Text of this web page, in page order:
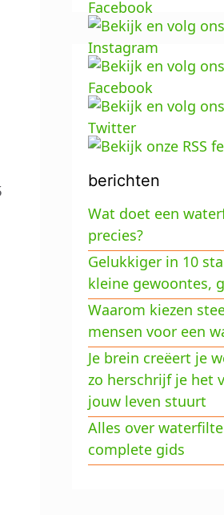
berichten
Wat doet een
precies?
Gelukkiger in 10
kleine gewoontes,
Waarom kiezen
mensen voor een
Je brein creëert je
zo herschrijf je het
jouw leven stuurt
Alles over
complete gids